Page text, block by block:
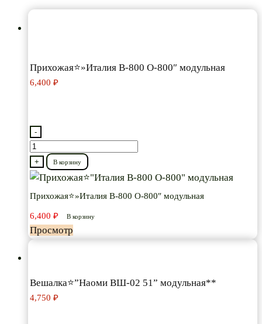
Прихожая⭐»Италия В-800 О-800″ модульная
6,400 ₽
-
Количество
товара
Прихожая⭐"Италия
О-800"
модульная
+ В корзину
Прихожая⭐»Италия В-800 О-800″ модульная
6,400 ₽ В корзину
Просмотр
Вешалка⭐”Наоми ВШ-02 51” модульная**
4,750 ₽